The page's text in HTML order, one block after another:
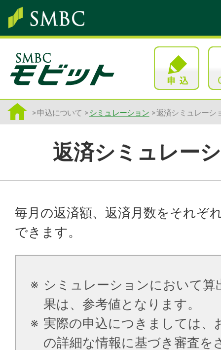
申込について シミュレーション 返済シミュレーシ
返済シミュレー
毎月の返済額、返済月数をそれぞ
できます。
※ シミュレーションにおいて算
果は、参考値となります。
※ 実際の申込につきましては、
の詳細な情報に基づき審査を